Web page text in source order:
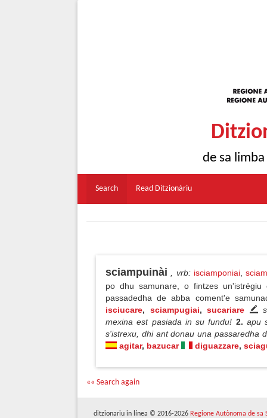
de sa
Search Read Ditzionàriu
sciampuinài , vrb: isciamponiai,
po dhu samunare, o fintzes
passadedha de abba coment'e
isciucare, sciampugiai,sucariare
mexina est pasiada in su fundu! 2. apu
s'istrexu, dhi ant donau una passaredha
agitar, bazucar diguazzare,
«« Search again
ditzionariu in línea © 2016-2026 Regione Autònoma de sa